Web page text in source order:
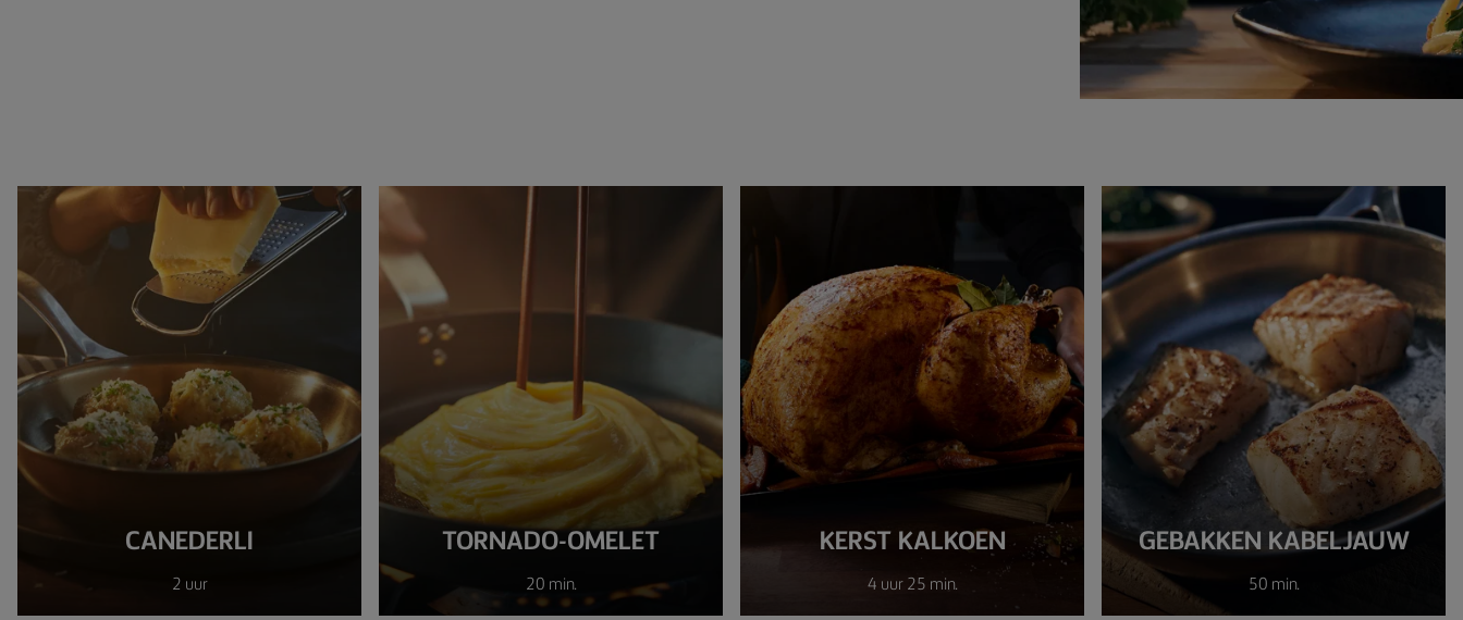
CANEDERLI
2 uur
TORNADO-OMELET
20 min.
KERST KALKOEN
4 uur 25 min.
GEBAKKEN KABELJAUW
50 min.